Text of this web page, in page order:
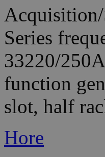
Series
33220/
function
slot, half
Hore